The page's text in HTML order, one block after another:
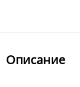
Описание